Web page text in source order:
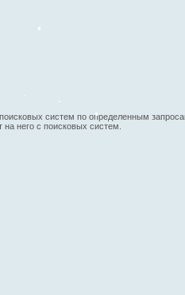
систем по определенным
него с поисковых систем.